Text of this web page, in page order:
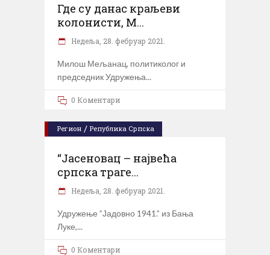
Где су данас краљеви
колонисти, М...
Недеља, 28. фебруар 2021.
Милош Мељанац, политиколог и
председник Удружења
0 Коментари
Регион / Република Српска
“Јасеновац – највећа
српска траге...
Недеља, 28. фебруар 2021.
Удружење ”Јадовно 1941.” из Бања
Луке,
0 Коментари